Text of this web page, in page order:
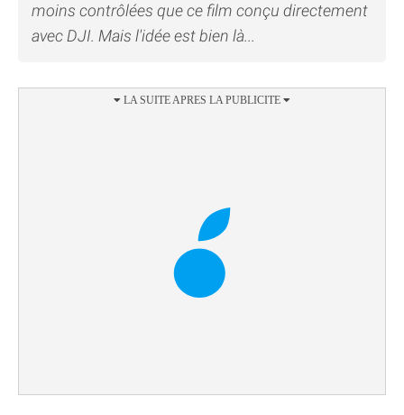
moins contrôlées que ce film conçu directement
avec DJI. Mais l'idée est bien là...